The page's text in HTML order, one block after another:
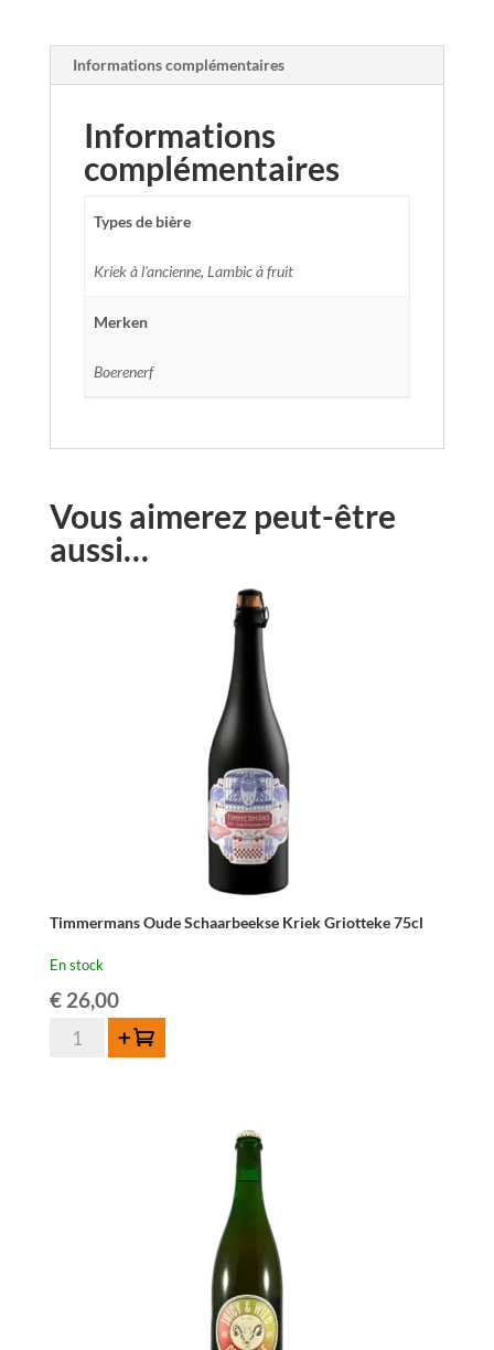
Informations complémentaires
Informations
complémentaires
Types de bière
Kriek à l'ancienne, Lambic à fruit
Merken
Boerenerf
Vous aimerez peut-être
aussi…
Timmermans Oude Schaarbeekse Kriek Griotteke 75cl
En stock
€26,00
quantité
Ajouter au panier